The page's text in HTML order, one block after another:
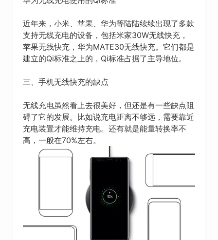
近年来，小米、苹果、华为等陆陆续续出现了多款
支持无线充电的设备，包括米家30W无线快充，
苹果无线快充，华为MATE30无线快充。它们都是
建立的Qi标准之上的，Qi标准占据了主导地位。
三、手机无线快充的缺点
无线充电虽然看上去很美好，但还是有一些缺点阻
碍了它的发展。比如说充电距离不够远，需要靠近
充电装置才能维持充电。还有就是能量转换率不
高，一般在70%左右。